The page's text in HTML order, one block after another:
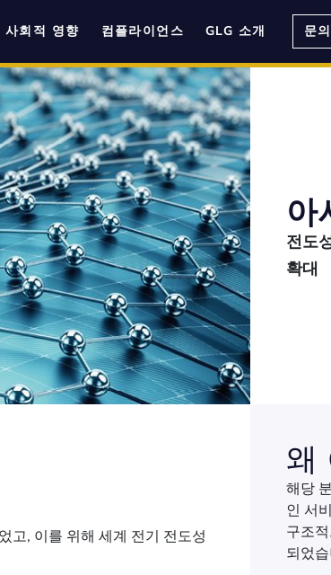
사회적 영향 컴플라이언스 GLG 소개 문
아
전도
확대
고, 이를 위해 세계 전기 전도성
왜
해당
인 서
구조
되었